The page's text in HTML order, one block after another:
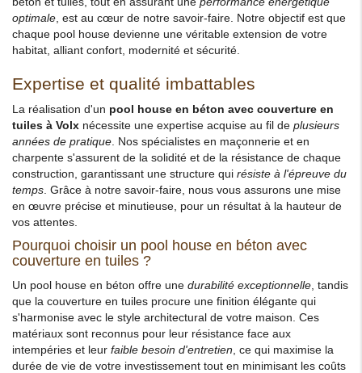
optimale , est au cœur de notre savoir-faire. Notre objectif est que
chaque pool house devienne une véritable extension de votre
habitat, alliant confort, modernité et sécurité.
Expertise et qualité imbattables
La réalisation d'un pool house en béton avec couverture en
tuiles à Volx nécessite une expertise acquise au fil de plusieurs
années de pratique . Nos spécialistes en maçonnerie et en
charpente s'assurent de la solidité et de la résistance de chaque
construction, garantissant une structure qui résiste à l'épreuve du
temps . Grâce à notre savoir-faire, nous vous assurons une mise
en œuvre précise et minutieuse, pour un résultat à la hauteur de
vos attentes.
Pourquoi choisir un pool house en béton avec
couverture en tuiles ?
Un pool house en béton offre une durabilité exceptionnelle , tandis
que la couverture en tuiles procure une finition élégante qui
s'harmonise avec le style architectural de votre maison. Ces
matériaux sont reconnus pour leur résistance face aux
intempéries et leur faible besoin d'entretien , ce qui maximise la
durée de vie de votre investissement tout en minimisant les coûts